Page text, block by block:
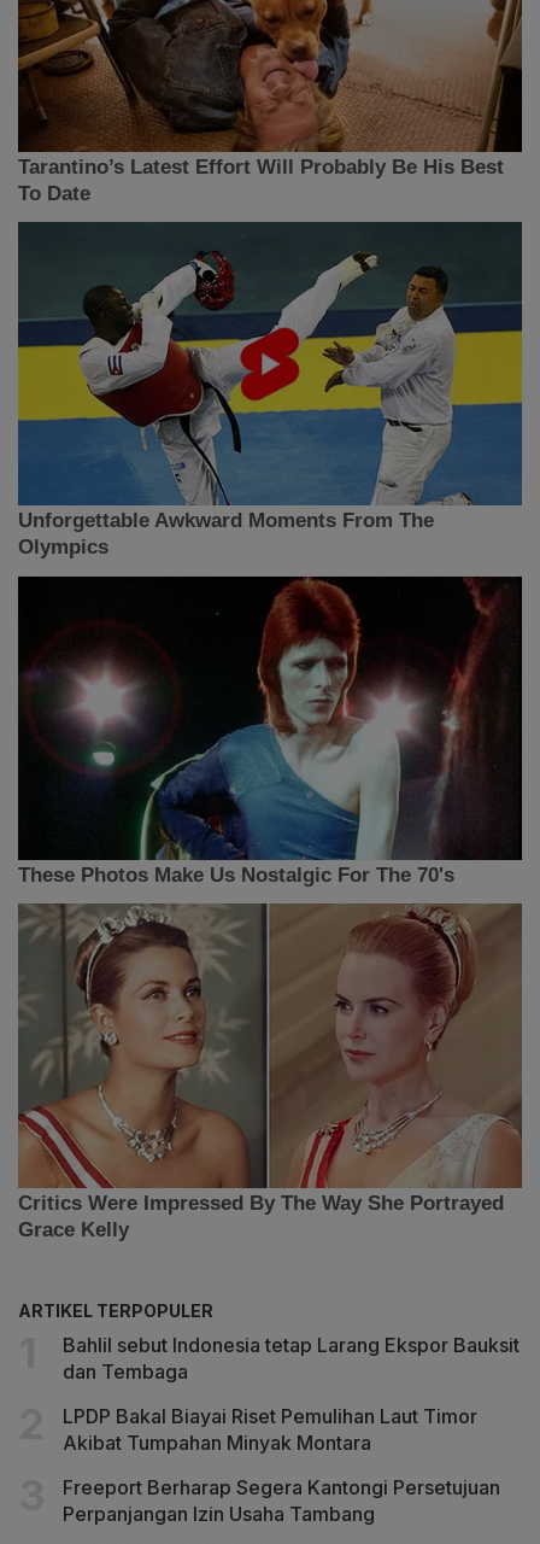
ARTIKEL TERPOPULER
Bahlil sebut Indonesia tetap Larang Ekspor Bauksit
dan Tembaga
LPDP Bakal Biayai Riset Pemulihan Laut Timor
Akibat Tumpahan Minyak Montara
Freeport Berharap Segera Kantongi Persetujuan
Perpanjangan Izin Usaha Tambang